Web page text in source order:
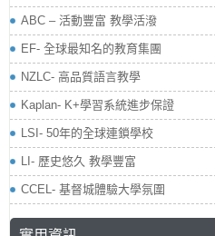
ABC – 活動豐富 教學活潑
EF- 全球最知名的教育集團
NZLC- 高品質語言教學
Kaplan- K+學習系統進步保證
LSI- 50年的全球連鎖學校
LI- 歷史悠久 教學豐富
CCEL- 基督城體驗大學氛圍